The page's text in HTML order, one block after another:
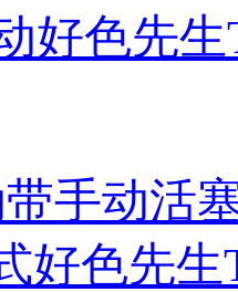
好色先生
带手动活
好色先